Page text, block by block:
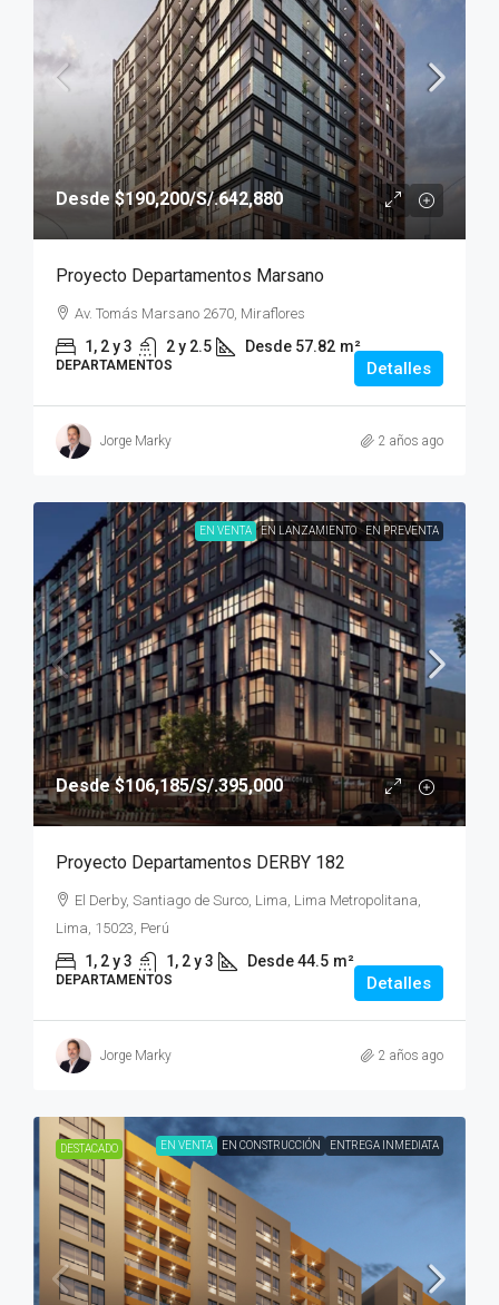
Desde $190,200/S/.642,880
Proyecto Departamentos Marsano
Av. Tomás Marsano 2670, Miraflores
1, 2 y 3 2 y 2.5 Desde 57.82 m²
DEPARTAMENTOS Detalles
Jorge Marky 2 años ago
EN VENTA EN LANZAMIENTO EN PREVENTA
Desde$106,185/S/.395,000
Proyecto Departamentos DERBY 182
El Derby, Santiago de Surco, Lima, Lima Metropolitana,
Lima, 15023, Perú
1, 2 y 3 1, 2 y 3 Desde 44.5 m²
DEPARTAMENTOS Detalles
Jorge Marky 2 años ago
DESTACADO EN VENTA EN CONSTRUCCIÓN ENTREGA INMEDIATA